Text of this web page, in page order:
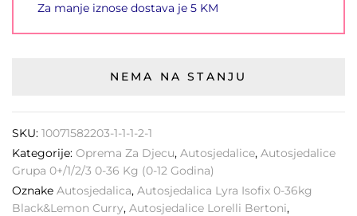
Za manje iznose dostava je 5 KM
NEMA NA STANJU
SKU: 10071582203-1-1-1-2-1
Kategorije: Oprema Za Djecu, Autosjedalice, Autosjedalice
Grupa 0+/1/2/3 0-36 Kg (0-12 Godina)
Oznake Autosjedalica, Autosjedalica Lyra Isofix 0-36kg
Black&Lemon Curry, Autosjedalice Lorelli Bertoni,